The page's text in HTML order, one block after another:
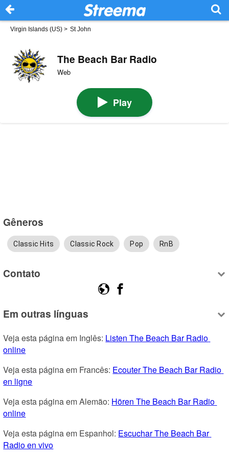
Virgin Islands (US) > St John
The Beach Bar Radio
Web
Play
Gêneros
Classic Hits Classic Rock Pop RnB
Contato
Em outras línguas
Veja esta página em Inglês: Listen The Beach Bar Radio
online
Veja esta página em Francês: Ecouter The Beach Bar Radio
en ligne
Veja esta página em Alemão: Hören The Beach Bar Radio
online
Veja esta página em Espanhol: Escuchar The Beach Bar
Radio en vivo